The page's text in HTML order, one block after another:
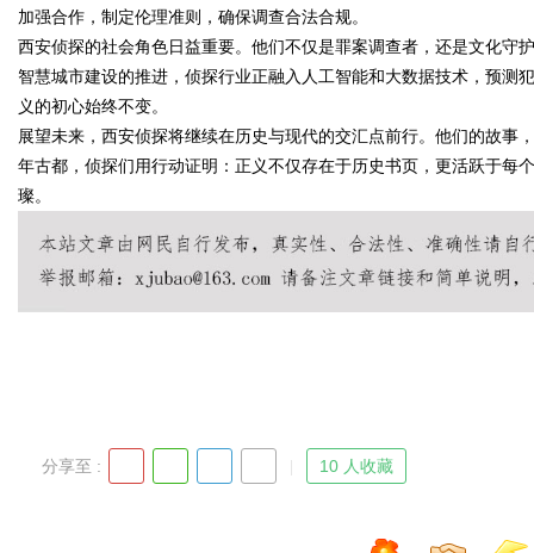
Bo
加强合作，制定伦理准则，确保调查合法合规。
西安侦探的社会角色日益重要。他们不仅是罪案调查者，还是文化守
智慧城市建设的推进，侦探行业正融入人工智能和大数据技术，预测
义的初心始终不变。
展望未来，西安侦探将继续在历史与现代的交汇点前行。他们的故事
年古都，侦探们用行动证明：正义不仅存在于历史书页，更活跃于每
璨。
分享至 : 10 人收藏